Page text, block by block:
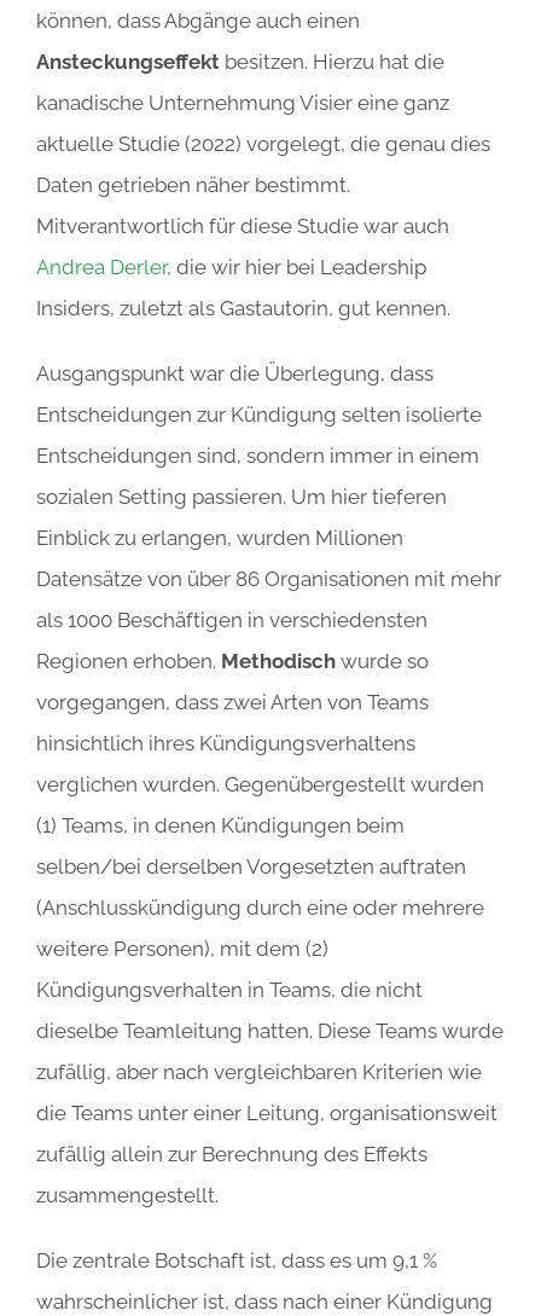
können, dass Abgänge auch einen
Ansteckungseffekt besitzen. Hierzu hat die
kanadische Unternehmung Visier eine ganz
aktuelle Studie (2022) vorgelegt, die genau dies
Daten getrieben näher bestimmt.
Mitverantwortlich für diese Studie war auch
Andrea Derler, die wir hier bei Leadership
Insiders, zuletzt als Gastautorin, gut kennen.
Ausgangspunkt war die Überlegung, dass
Entscheidungen zur Kündigung selten isolierte
Entscheidungen sind, sondern immer in einem
sozialen Setting passieren. Um hier tieferen
Einblick zu erlangen, wurden Millionen
Datensätze von über 86 Organisationen mit mehr
als 1000 Beschäftigen in verschiedensten
Regionen erhoben. Methodisch wurde so
vorgegangen, dass zwei Arten von Teams
hinsichtlich ihres Kündigungsverhaltens
verglichen wurden. Gegenübergestellt wurden
(1) Teams, in denen Kündigungen beim
selben/bei derselben Vorgesetzten auftraten
(Anschlusskündigung durch eine oder mehrere
weitere Personen), mit dem (2)
Kündigungsverhalten in Teams, die nicht
dieselbe Teamleitung hatten. Diese Teams wurde
zufällig, aber nach vergleichbaren Kriterien wie
die Teams unter einer Leitung, organisationsweit
zufällig allein zur Berechnung des Effekts
zusammengestellt.
Die zentrale Botschaft ist, dass es um 9,1 %
wahrscheinlicher ist, dass nach einer Kündigung